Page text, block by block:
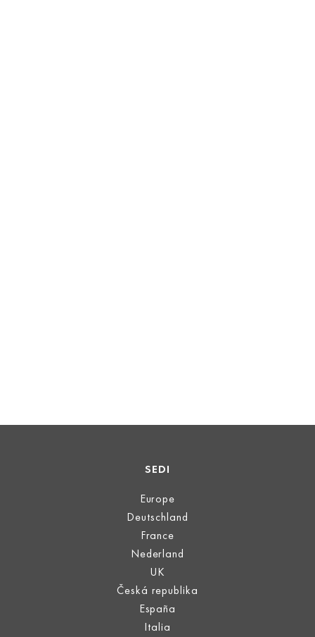
SEDI
Europe
Deutschland
France
Nederland
UK
Česká republika
España
Italia